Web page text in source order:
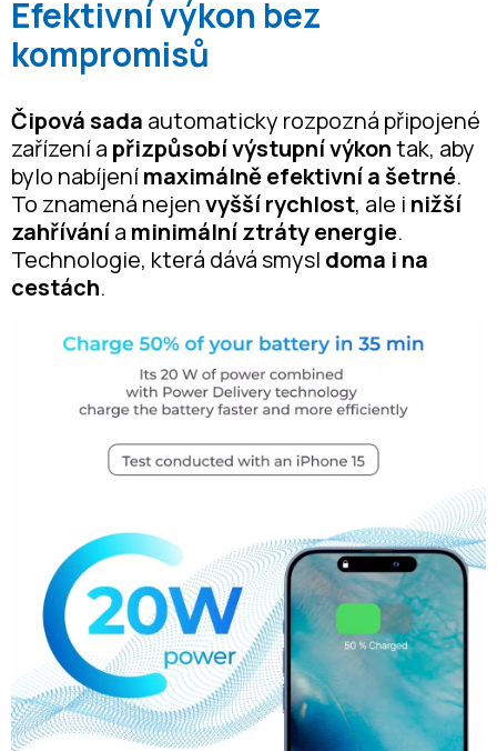
Efektivní výkon bez
kompromisů
Čipová sada automaticky rozpozná připojené
zařízení a přizpůsobí výstupní výkontak, aby
bylo nabíjenímaximálně efektivní a šetrné.
To znamená nejenvyšší rychlost, ale i nižší
zahřívánía minimální ztráty energie.
Technologie, která dává smysl doma i na
cestách.